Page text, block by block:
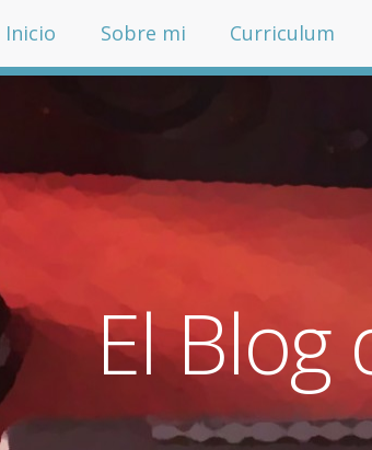
El Blog
Inicio Sobre mi Curriculum